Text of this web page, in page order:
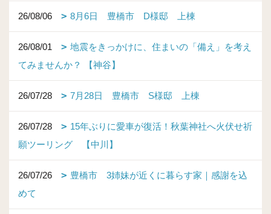
26/08/06 8月6日 豊橋市 D様邸 上棟
26/08/01
地震をきっかけに、住まいの「備え」を考え
てみませんか？ 【神谷】
26/07/28 7月28日 豊橋市 S様邸 上棟
26/07/28
15年ぶりに愛車が復活！秋葉神社へ火伏せ祈
願ツーリング 【中川】
26/07/26
豊橋市 3姉妹が近くに暮らす家｜感謝を込
めて